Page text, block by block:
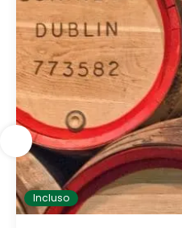
Incluso